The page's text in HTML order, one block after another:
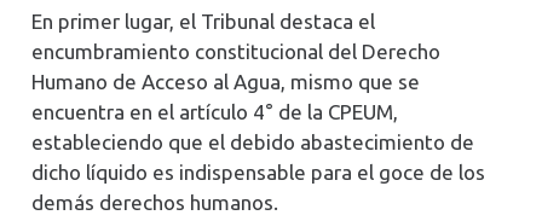
En primer lugar, el Tribunal destaca el
encumbramiento constitucional del Derecho
Humano de Acceso al Agua, mismo que se
encuentra en el artículo 4° de la CPEUM,
estableciendo que el debido abastecimiento de
dicho líquido es indispensable para el goce de los
demás derechos humanos.